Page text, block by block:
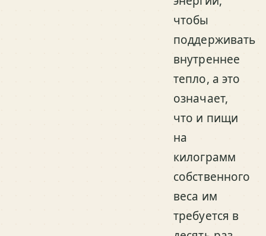
чтобы
поддерживать
внутреннее
тепло, а это
означает,
что и пищи
на
килограмм
собственного
веса им
требуется в